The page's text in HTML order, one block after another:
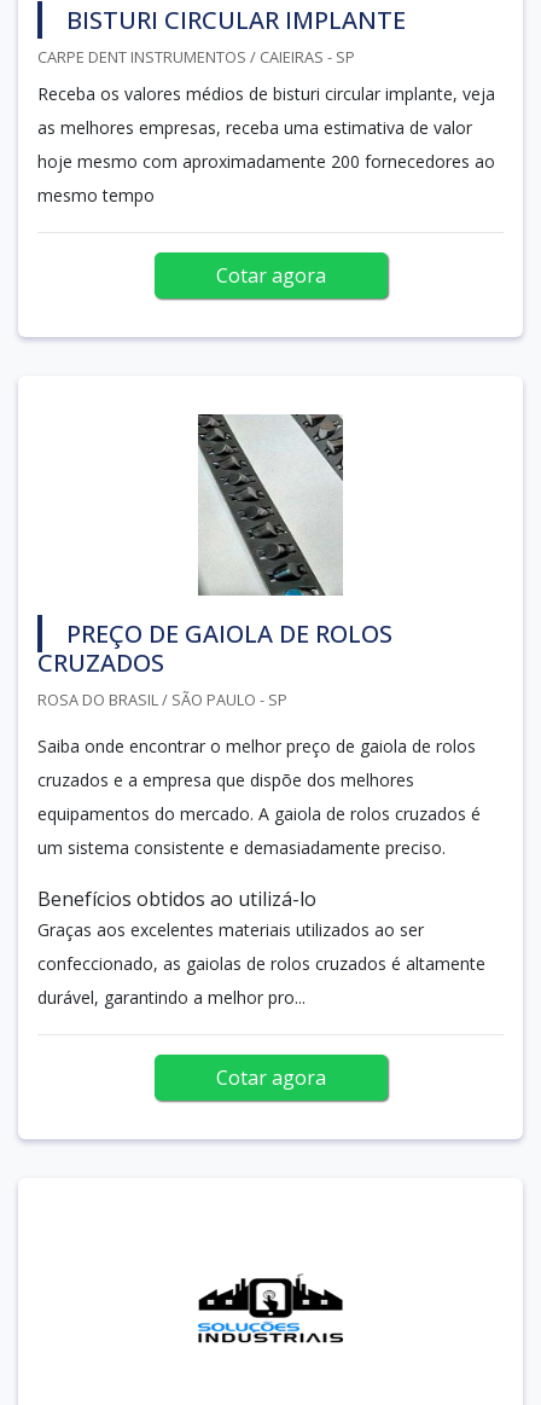
BISTURI CIRCULAR IMPLANTE
CARPE DENT INSTRUMENTOS / CAIEIRAS - SP
Receba os valores médios de bisturi circular implante, veja
as melhores empresas, receba uma estimativa de valor
hoje mesmo com aproximadamente 200 fornecedores ao
mesmo tempo
Cotar agora
PREÇO DE GAIOLA DE ROLOS
CRUZADOS
ROSA DO BRASIL / SÃO PAULO - SP
Saiba onde encontrar o melhor preço de gaiola de rolos
cruzados e a empresa que dispõe dos melhores
equipamentos do mercado. A gaiola de rolos cruzados é
um sistema consistente e demasiadamente preciso.
Benefícios obtidos ao utilizá-lo
Graças aos excelentes materiais utilizados ao ser
confeccionado, as gaiolas de rolos cruzados é altamente
durável, garantindo a melhor pro...
Cotar agora